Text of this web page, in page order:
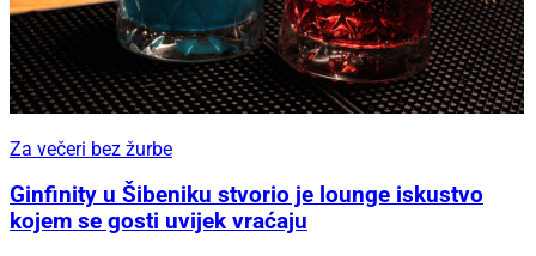
Za večeri bez žurbe
Ginfinity u Šibeniku stvorio je lounge iskustvo
kojem se gosti uvijek vraćaju